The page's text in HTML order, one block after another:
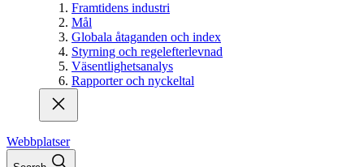
Framtidens industri
Mål
Globala åtaganden och index
Styrning och regelefterlevnad
Väsentlighetsanalys
Rapporter och nyckeltal
Webbplatser